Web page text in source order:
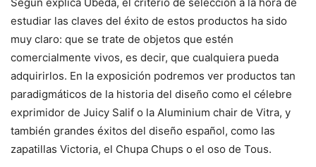
estudiar las claves del éxito de estos productos ha sido
muy claro: que se trate de objetos que estén
comercialmente vivos, es decir, que cualquiera pueda
adquirirlos. En la exposición podremos ver productos tan
paradigmáticos de la historia del diseño como el célebre
exprimidor de Juicy Salif o la Aluminium chair de Vitra, y
también grandes éxitos del diseño español, como las
zapatillas Victoria, el Chupa Chups o el oso de Tous.